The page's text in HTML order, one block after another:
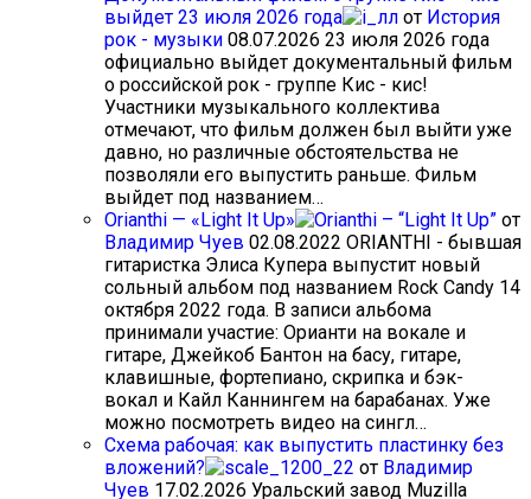
выйдет 23 июля 2026 года
от История
рок - музыки 08.07.2026 23 июля 2026 года
официально выйдет документальный фильм
о российской рок - группе Кис - кис!
Участники музыкального коллектива
отмечают, что фильм должен был выйти уже
давно, но различные обстоятельства не
позволяли его выпустить раньше. Фильм
выйдет под названием…
Orianthi — «Light It Up»
от
Владимир Чуев 02.08.2022 ORIANTHI - бывшая
гитаристка Элиса Купера выпустит новый
сольный альбом под названием Rock Candy 14
октября 2022 года. В записи альбома
принимали участие: Орианти на вокале и
гитаре, Джейкоб Бантон на басу, гитаре,
клавишные, фортепиано, скрипка и бэк-
вокал и Кайл Каннингем на барабанах. Уже
можно посмотреть видео на сингл…
Схема рабочая: как выпустить пластинку без
вложений?
от Владимир
Чуев 17.02.2026 Уральский завод Muzilla